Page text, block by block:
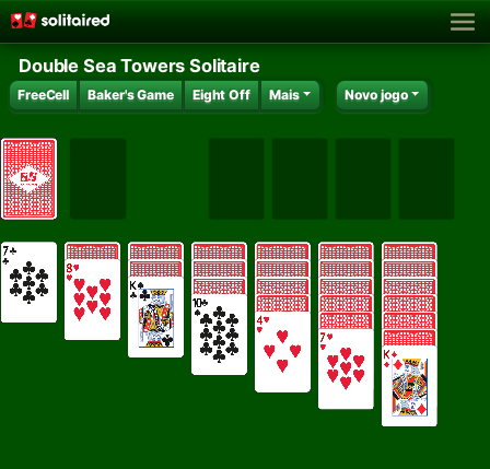
Double Sea Towers Solitaire
FreeCell Baker's Game Eight Off Mais Novo jogo